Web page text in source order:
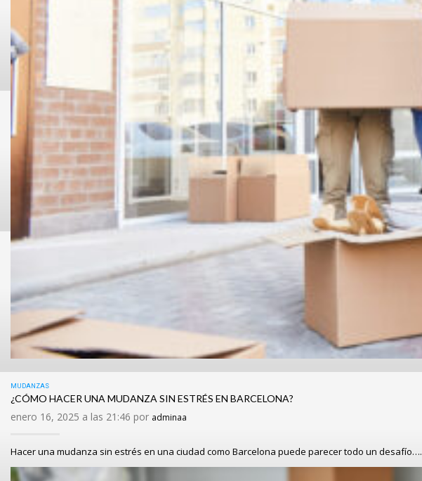
MUDANZAS
¿CÓMO HACER UNA MUDANZA SIN ESTRÉS EN BARCELONA?
enero 16, 2025 a las 21:46 por adminaa
Hacer una mudanza sin estrés en una ciudad como Barcelona puede parecer todo un desafío….